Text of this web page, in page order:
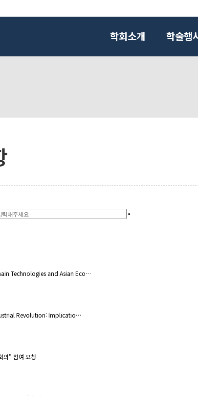
학회소개 학술행
Technologies and Asian Eco…
Revolution: Implicatio…
의" 참여 요청